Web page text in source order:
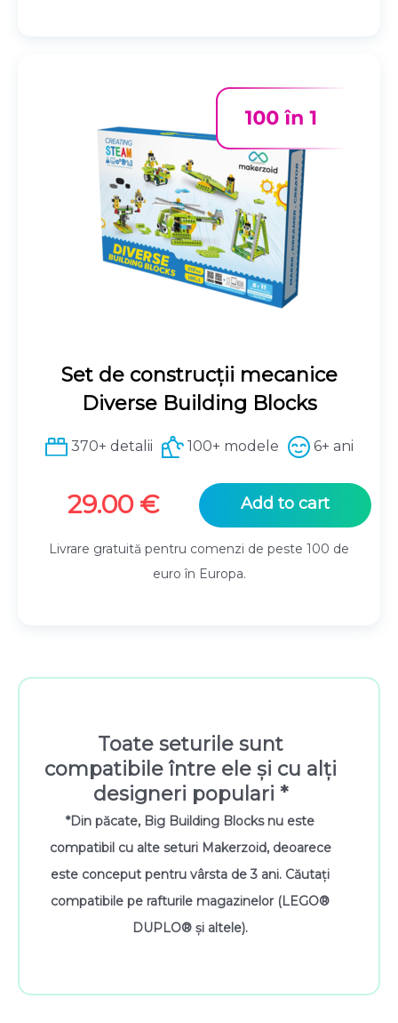
Set de construcții mecanice
Diverse Building Blocks
370+ detalii 100+ modele 6+ ani
29.00 € Add to cart
Livrare gratuită pentru comenzi de peste 100 de
euro în Europa.
Toate seturile sunt
compatibile între ele și cu alți
designeri populari *
*Din păcate, Big Building Blocks nu este
compatibil cu alte seturi Makerzoid, deoarece
este conceput pentru vârsta de 3 ani. Căutați
compatibile pe rafturile magazinelor (LEGO®
DUPLO® și altele).